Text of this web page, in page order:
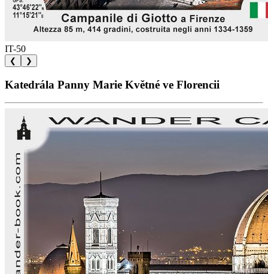
IT-50
❮ ❯
Katedrála Panny Marie Květné ve Florencii